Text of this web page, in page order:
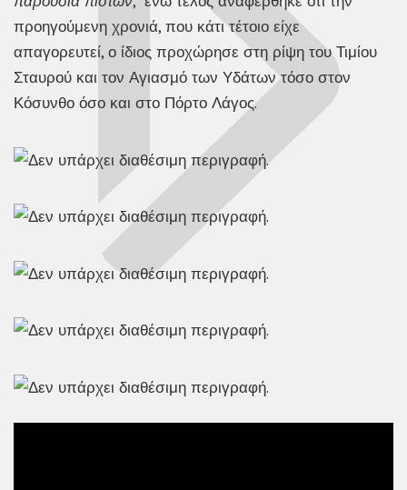
προηγούμενη χρονιά, που κάτι τέτοιο είχε
απαγορευτεί, ο ίδιος προχώρησε στη ρίψη του Τιμίου
Σταυρού και τον Αγιασμό των Υδάτων τόσο στον
Κόσυνθο όσο και στο Πόρτο Λάγος.